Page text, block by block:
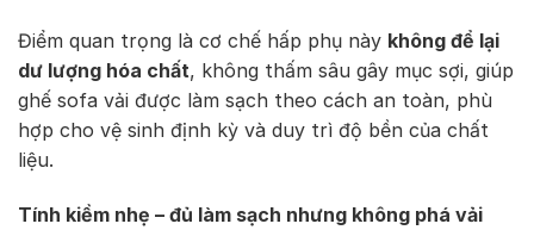
Điểm quan trọng là cơ chế hấp phụ này không để lại
dư lượng hóa chất, không thấm sâu gây mục sợi, giúp
ghế sofa vải được làm sạch theo cách an toàn, phù
hợp cho vệ sinh định kỳ và duy trì độ bền của chất
liệu.
Tính kiềm nhẹ – đủ làm sạch nhưng không phá vải